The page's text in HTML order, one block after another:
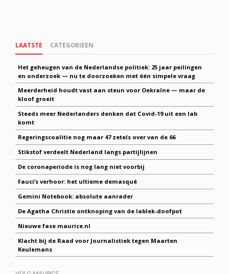
LAATSTE CATEGORIEEN
Het geheugen van de Nederlandse politiek: 25 jaar peilingen
en onderzoek — nu te doorzoeken met één simpele vraag
Meerderheid houdt vast aan steun voor Oekraïne — maar de
kloof groeit
Steeds meer Nederlanders denken dat Covid-19 uit een lab
komt
Regeringscoalitie nog maar 47 zetels over van de 66
Stikstof verdeelt Nederland langs partijlijnen
De coronaperiode is nog lang niet voorbij
Fauci’s verhoor: het ultieme demasqué
Gemini Notebook: absolute aanrader
De Agatha Christie ontknoping van de lablek-doofpot
Nieuwe fase maurice.nl
Klacht bij de Raad voor Journalistiek tegen Maarten
Keulemans